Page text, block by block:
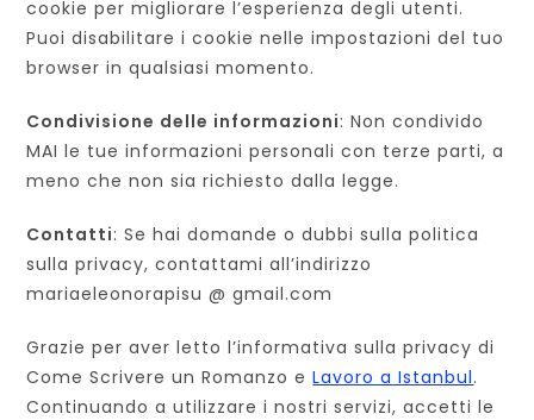
cookie per migliorare l’esperienza degli utenti.
Puoi disabilitare i cookie nelle impostazioni del tuo
browser in qualsiasi momento.
Condivisione delle informazioni: Non condivido
MAI le tue informazioni personali con terze parti, a
meno che non sia richiesto dalla legge.
Contatti: Se hai domande o dubbi sulla politica
sulla privacy, contattami all’indirizzo
mariaeleonorapisu @ gmail.com
Grazie per aver letto l’informativa sulla privacy di
Come Scrivere un Romanzo eLavoro a Istanbul.
Continuando a utilizzare i nostri servizi, accetti le